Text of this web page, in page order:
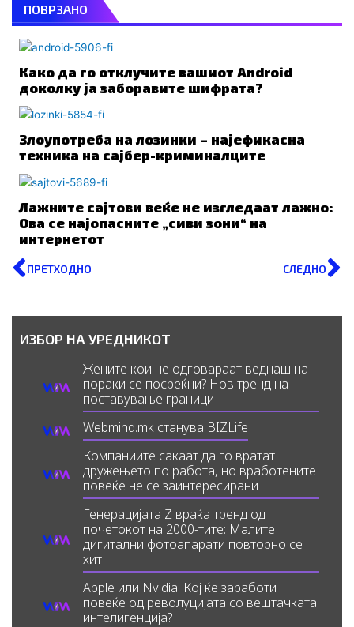
ПОВРЗАНО
Како да го отклучите вашиот Android
доколку ја заборавите шифрата?
Злоупотреба на лозинки – најефикасна
техника на сајбер-криминалците
Лажните сајтови веќе не изгледаат лажно:
Ова се најопасните „сиви зони“ на
интернетот
Prev
ПРЕТХОДНО СЛЕДНО
ИЗБОР НА УРЕДНИКОТ
Жените кои не одговараат веднаш на
пораки се посреќни? Нов тренд на
поставување граници
Webmind.mk станува BIZLife
Компаниите сакаат да го вратат
дружењето по работа, но вработените
повеќе не се заинтересирани
Генерацијата Z враќа тренд од
почетокот на 2000-тите: Малите
дигитални фотоапарати повторно се
хит
Apple или Nvidia: Кој ќе заработи
повеќе од револуцијата со вештачката
интелигенција?